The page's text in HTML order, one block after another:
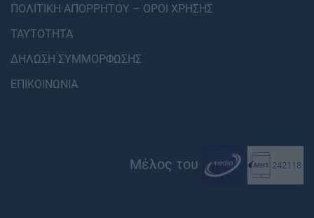
ΠΟΛΙΤΙΚΗ ΑΠΟΡΡΗΤΟΥ – ΟΡΟΙ ΧΡΗΣΗΣ
ΤΑΥΤΟΤΗΤΑ
ΔΗΛΩΣΗ ΣΥΜΜΟΡΦΩΣΗΣ
ΕΠΙΚΟΙΝΩΝΙΑ
Μέλος του